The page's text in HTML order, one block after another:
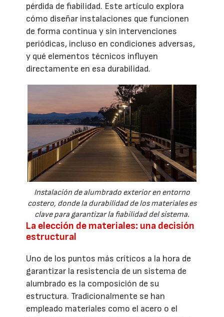
pérdida de fiabilidad. Este artículo explora
cómo diseñar instalaciones que funcionen
de forma continua y sin intervenciones
periódicas, incluso en condiciones adversas,
y qué elementos técnicos influyen
directamente en esa durabilidad.
Instalación de alumbrado exterior en entorno
costero, donde la durabilidad de los materiales es
clave para garantizar la fiabilidad del sistema.
La elección de materiales: una decisión
estructural
Uno de los puntos más críticos a la hora de
garantizar la resistencia de un sistema de
alumbrado es la composición de su
estructura. Tradicionalmente se han
empleado materiales como el acero o el